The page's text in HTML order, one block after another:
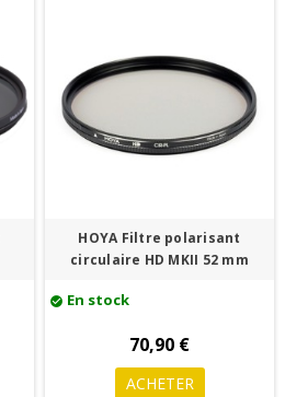
HOYA Filtre polarisant
circulaire HD MKII 52 mm
check_circle En stock
70,90 €
ACHETER